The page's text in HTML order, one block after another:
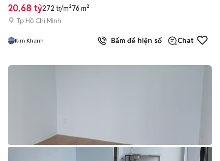
20,68 tỷ272 tr/m²76 m²
Tp Hồ Chí Minh
Kim Khanh Bấm để hiện số Chat